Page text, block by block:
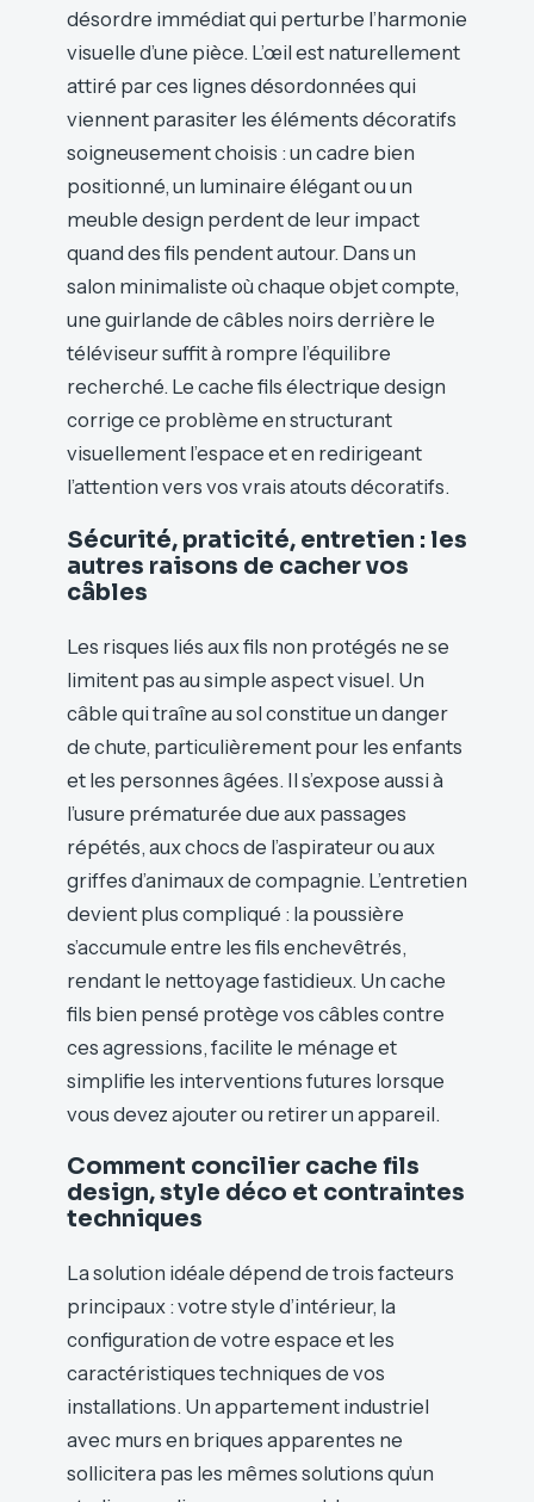
désordre immédiat qui perturbe l’harmonie
visuelle d’une pièce. L’œil est naturellement
attiré par ces lignes désordonnées qui
viennent parasiter les éléments décoratifs
soigneusement choisis : un cadre bien
positionné, un luminaire élégant ou un
meuble design perdent de leur impact
quand des fils pendent autour. Dans un
salon minimaliste où chaque objet compte,
une guirlande de câbles noirs derrière le
téléviseur suffit à rompre l’équilibre
recherché. Le cache fils électrique design
corrige ce problème en structurant
visuellement l’espace et en redirigeant
l’attention vers vos vrais atouts décoratifs.
Sécurité, praticité, entretien : les
autres raisons de cacher vos
câbles
Les risques liés aux fils non protégés ne se
limitent pas au simple aspect visuel. Un
câble qui traîne au sol constitue un danger
de chute, particulièrement pour les enfants
et les personnes âgées. Il s’expose aussi à
l’usure prématurée due aux passages
répétés, aux chocs de l’aspirateur ou aux
griffes d’animaux de compagnie. L’entretien
devient plus compliqué : la poussière
s’accumule entre les fils enchevêtrés,
rendant le nettoyage fastidieux. Un cache
fils bien pensé protège vos câbles contre
ces agressions, facilite le ménage et
simplifie les interventions futures lorsque
vous devez ajouter ou retirer un appareil.
Comment concilier cache fils
design, style déco et contraintes
techniques
La solution idéale dépend de trois facteurs
principaux : votre style d’intérieur, la
configuration de votre espace et les
caractéristiques techniques de vos
installations. Un appartement industriel
avec murs en briques apparentes ne
sollicitera pas les mêmes solutions qu’un